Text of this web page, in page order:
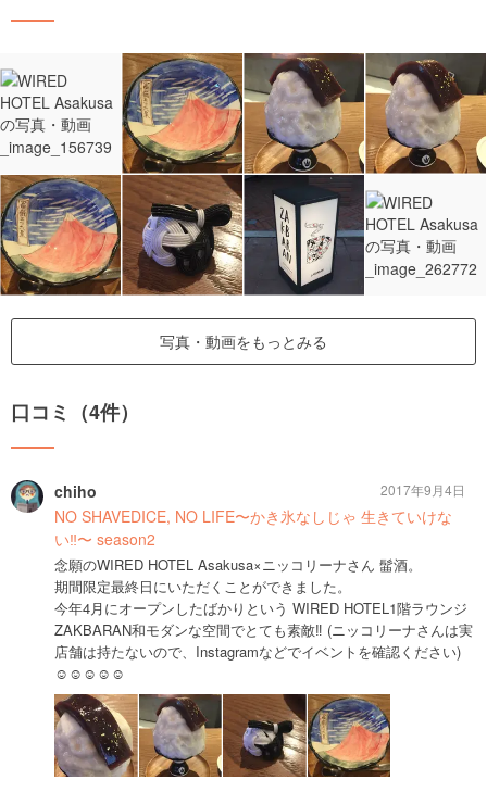
写真・動画をもっとみる
口コミ（4件）
chiho
NO SHAVEDICE, NO LIFE〜かき氷なしじゃ 生きていけな
い‼︎〜 season2
念願のWIRED HOTEL Asakusa×ニッコリーナさん 髷酒。
期間限定最終日にいただくことができました。
今年4月にオープンしたばかりという WIRED HOTEL1階ラウンジ
ZAKBARAN和モダンな空間でとても素敵‼︎ (ニッコリーナさんは実
店舗は持たないので、Instagramなどでイベントを確認ください)
☺︎☺︎☺︎☺︎☺︎
2017年9月4日